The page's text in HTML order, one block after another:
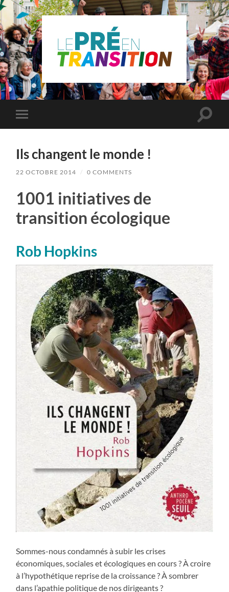
Le
Pré
Saint
Toggle
mobile
Toggle
Ils changent le monde !
22 OCTOBRE 2014 / 0 COMMENTS
1001 initiatives de
transition écologique
Rob Hopkins
Sommes-nous condamnés à subir les crises
économiques, sociales et écologiques en cours ? À croire
à l’hypothétique reprise de la croissance ? À sombrer
dans l’apathie politique de nos dirigeants ?